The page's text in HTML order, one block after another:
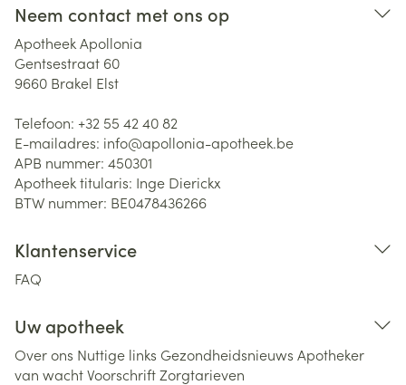
Neem contact met ons op
Apotheek Apollonia
Gentsestraat 60
9660 Brakel Elst
Telefoon: +32 55 42 40 82
E-mailadres: info@apollonia-apotheek.be
APB nummer: 450301
Apotheek titularis: Inge Dierickx
BTW nummer: BE0478436266
Klantenservice
FAQ
Uw apotheek
Over ons Nuttige links Gezondheidsnieuws Apotheker
van wachtVoorschriftZorgtarieven